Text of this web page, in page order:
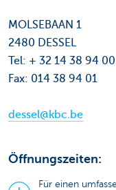
MOLSEBAAN 1
2480 DESSEL
Tel: + 32 14 38 94 00
Fax: 014 38 94 01
dessel@kbc.be
Öffnungszeiten:
Für einen